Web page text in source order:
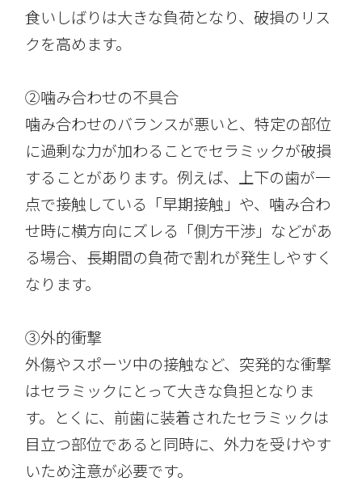
食いしばりは大きな負荷となり、破損のリス
クを高めます。
②噛み合わせの不具合
噛み合わせのバランスが悪いと、特定の部位
に過剰な力が加わることでセラミックが破損
することがあります。例えば、上下の歯が一
点で接触している「早期接触」や、噛み合わ
せ時に横方向にズレる「側方干渉」などがあ
る場合、長期間の負荷で割れが発生しやすく
なります。
③外的衝撃
外傷やスポーツ中の接触など、突発的な衝撃
はセラミックにとって大きな負担となりま
す。とくに、前歯に装着されたセラミックは
目立つ部位であると同時に、外力を受けやす
いため注意が必要です。